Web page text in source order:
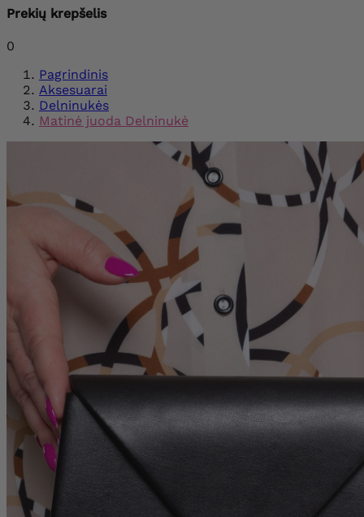
Prekių krepšelis
0
Pagrindinis
Aksesuarai
Delninukės
Matinė juoda Delninukė